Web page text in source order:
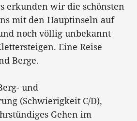
erkunden wir die schönsten
mit den Hauptinseln auf
noch völlig unbekannt
Eine Reise
Berge.
und
(Schwierigkeit C/D),
Gehen im